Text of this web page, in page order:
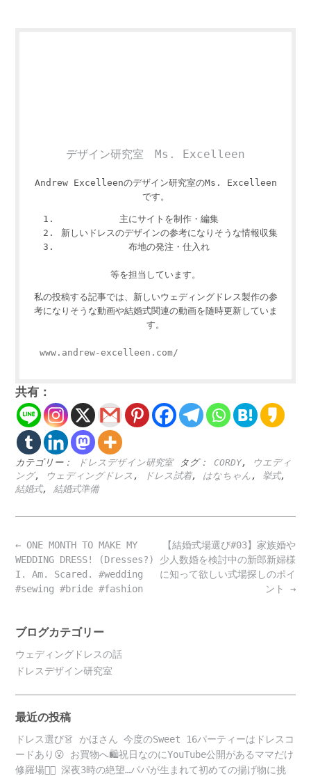
デザイン研究室 Ms. Excelleen
Andrew Excelleenのデザイン研究室のMs. Excelleen
です。
主にサイトを制作・編集
新しいドレスのデザインの参考になりそうな情報収集
布地の発注・仕入れ
等を担当しています。
私の投稿する記事では、新しいウェディングドレス製作の参
考になりそうな動画や結婚式関連の動画を随時更新していま
す。
www.andrew-excelleen.com/
共有：
カテゴリー： ドレスデザイン研究室 タグ： CORDY,
ウエディ
ング, ウェディングドレス , ドレス試着, はなちゃん , 挙式,
結婚式, 結婚式準備
Post
navigation
【結婚式場選び#03】家族婚や
少人数婚を検討中の新郎新婦様
に知って欲しい式場探しのポイ
ント →
← ONE MONTH TO MAKE MY
WEDDING DRESS! (Dresses?)
I. Am. Scared. #wedding
#sewing #bride #fashion
ブログカテゴリー
ウェディングドレスの話
ドレスデザイン研究室
最近の投稿
ドレス選び👗 かほさん 今度のSweet 16パーティーはドレスコ
ードあり😮 お買物へ🛍️祝日なのにYouTube公開があるママだけ
修羅場😵‍💫 深夜3時の絶望…パパが生まれて初めての揚げ物に挑